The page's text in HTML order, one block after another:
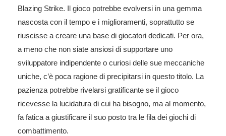
Blazing Strike. Il gioco potrebbe evolversi in una gemma
nascosta con il tempo e i miglioramenti, soprattutto se
riuscisse a creare una base di giocatori dedicati. Per ora,
a meno che non siate ansiosi di supportare uno
sviluppatore indipendente o curiosi delle sue meccaniche
uniche, c’è poca ragione di precipitarsi in questo titolo. La
pazienza potrebbe rivelarsi gratificante se il gioco
ricevesse la lucidatura di cui ha bisogno, ma al momento,
fa fatica a giustificare il suo posto tra le fila dei giochi di
combattimento.